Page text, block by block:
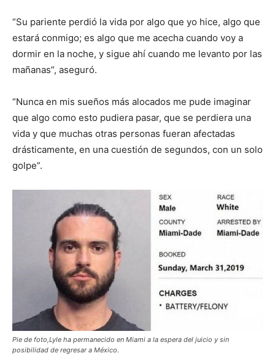
“Su pariente perdió la vida por algo que yo hice, algo que
estará conmigo; es algo que me acecha cuando voy a
dormir en la noche, y sigue ahí cuando me levanto por las
mañanas”, aseguró.
“Nunca en mis sueños más alocados me pude imaginar
que algo como esto pudiera pasar, que se perdiera una
vida y que muchas otras personas fueran afectadas
drásticamente, en una cuestión de segundos, con un solo
golpe”.
Pie de foto,Lyle ha permanecido en Miami a la espera del juicio y sin
posibilidad de regresar a México.